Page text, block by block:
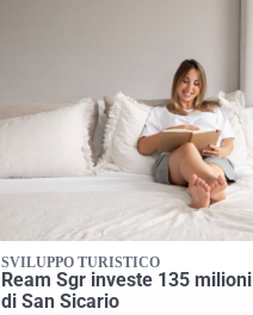
SVILUPPO TURISTICO
Ream Sgr investe 135
di San Sicario